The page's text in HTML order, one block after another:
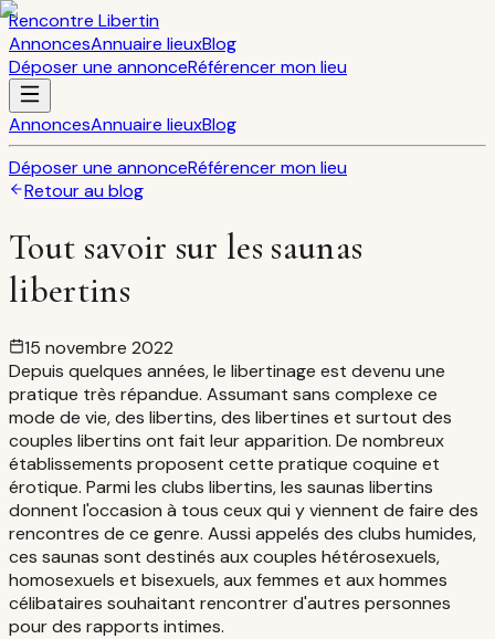
Rencontre Libertin
AnnoncesAnnuaire lieuxBlog
Déposer une annonceRéférencer mon lieu
AnnoncesAnnuaire lieuxBlog
Déposer une annonceRéférencer mon lieu
Retour au blog
Tout savoir sur les saunas
libertins
15 novembre 2022
Depuis quelques années, le libertinage est devenu une
pratique très répandue. Assumant sans complexe ce
mode de vie, des libertins, des libertines et surtout des
couples libertins ont fait leur apparition. De nombreux
établissements proposent cette pratique coquine et
érotique. Parmi les clubs libertins, les saunas libertins
donnent l'occasion à tous ceux qui y viennent de faire des
rencontres de ce genre. Aussi appelés des clubs humides,
ces saunas sont destinés aux couples hétérosexuels,
homosexuels et bisexuels, aux femmes et aux hommes
célibataires souhaitant rencontrer d'autres personnes
pour des rapports intimes.